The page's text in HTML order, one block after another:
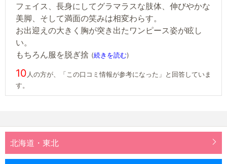
フェイス、長身にしてグラマラスな肢体、伸びやかな
美脚、そして満面の笑みは相変わらす。
お出迎えの大きく胸が突き出たワンピース姿が眩し
い。
もちろん服を脱ぎ捨 (続きを読む)
10 人の方が、「この口コミ情報が参考になった」と回答していま
す。
北海道・東北